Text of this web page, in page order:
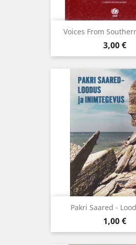
Voices From
Hind
3,00 €
Pakri Saared -
Hind
1,00 €